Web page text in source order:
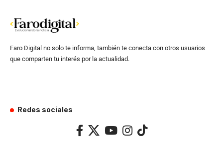
Faro Digital no solo te informa, también te conecta con otros usuarios
que comparten tu interés por la actualidad.
Redes sociales